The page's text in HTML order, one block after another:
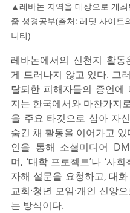
▲레바논 지역을 대상으로 개최
줌 성경공부(출처: 레딧 사이트
니티)
레바논에서의 신천지 활
게 드러나지 않고 있다. 그
탈퇴한 피해자들의 증언에
지는 한국에서와 마찬가지
을 주요 타깃으로 삼아 자
숨긴 채 활동을 이어가고
인을 통해 소셜미디어
며, ‘대학 프로젝트’나 ‘사회
자해 설문을 요청하고, 대
교회·청년 모임·개인 신앙
는 방식이다.